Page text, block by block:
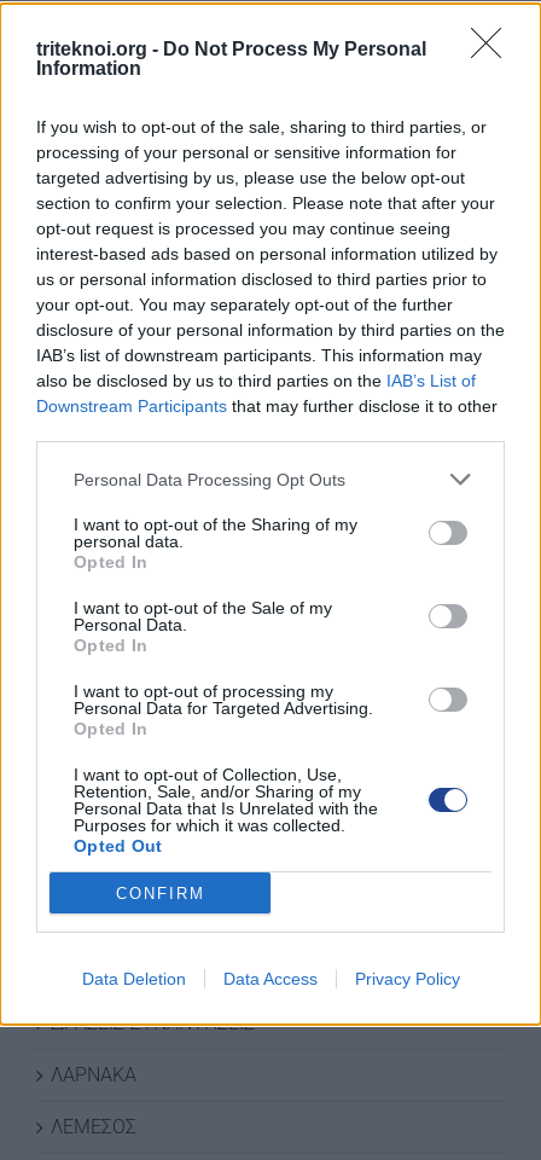
triteknoi.org - Do Not Process My Personal
Information
If you wish to opt-out of the sale, sharing to third parties, or
processing of your personal or sensitive information for
targeted advertising by us, please use the below opt-out
section to confirm your selection. Please note that after your
opt-out request is processed you may continue seeing
interest-based ads based on personal information utilized by
us or personal information disclosed to third parties prior to
your opt-out. You may separately opt-out of the further
disclosure of your personal information by third parties on the
IAB’s list of downstream participants. This information may
also be disclosed by us to third parties on the IAB’s List of
Downstream Participants that may further disclose it to other
Personal Data Processing Opt Outs
I want to opt-out of the Sharing of my
personal data.
Opted In
I want to opt-out of the Sale of my
Personal Data.
Opted In
I want to opt-out of processing my
Personal Data for Targeted Advertising.
Opted In
I want to opt-out of Collection, Use,
Retention, Sale, and/or Sharing of my
Personal Data that Is Unrelated with the
Purposes for which it was collected.
Opted Out
CONFIRM
Data Deletion Data Access Privacy Policy
3 Ιουνίου 2026
ΟΙ ΕΚΔΗΛΩΣΕΙΣ ΜΑΣ
ΚΑΤΗΓΟΡΙΕΣ ΝΕΩΝ
ΑΜΜΟΧΩΣΤΟΣ
ΑΝΑΚΟΙΝΩΣΕΙΣ
ΔΡΑΣΕΙΣ-ΣΥΝΑΝΤΗΣΕΙΣ
ΛΑΡΝΑΚΑ
ΛΕΜΕΣΟΣ